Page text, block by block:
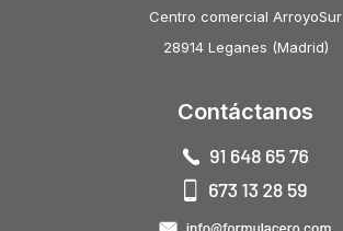
Centro comercial ArroyoSur
28914 Leganes (Madrid)
Contáctanos